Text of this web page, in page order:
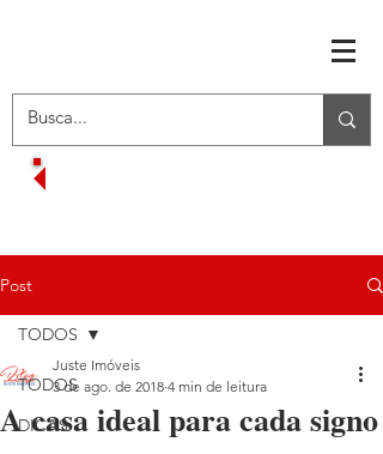
Post
TODOS
DICAS
TODOS
A casa ideal para cada signo
Juste Imóveis
3 de ago. de 2018 4 min de leitura